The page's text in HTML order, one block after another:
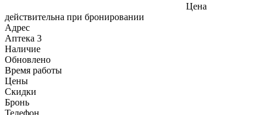
Цена
действительна при бронировании
Адрес
Аптека 3
Наличие
Обновлено
Время работы
Цены
Скидки
Бронь
Телефон